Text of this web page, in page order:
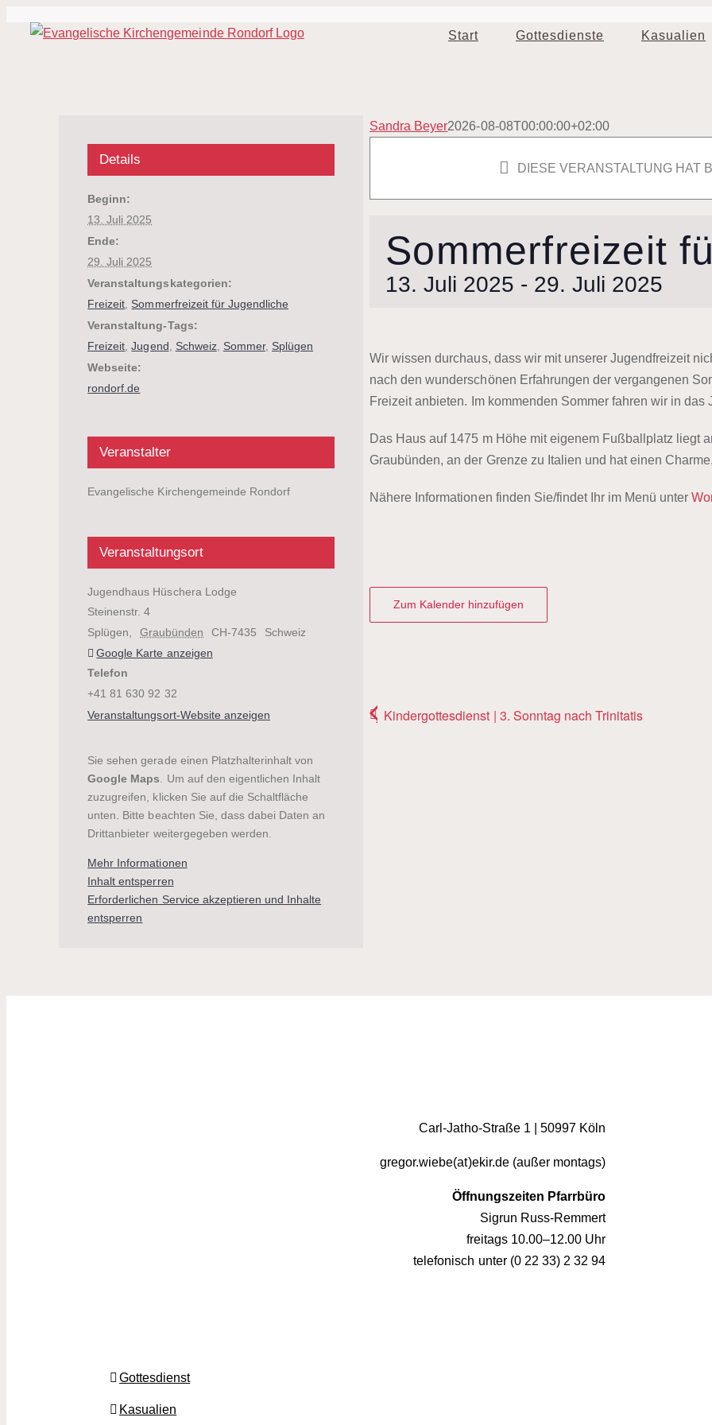
Inhalt
Start Gottesdienste Kasualien
Sandra Beyer2026-08-08T00:00:00+02:00
DIESE VERANSTALTUNG HAT
Sommerfreizeit
13. Juli 2025 - 29. Juli 2025
Wir wissen durchaus, dass wir mit unserer Jugendfreizeit
nach den wunderschönen Erfahrungen der vergangenen
Freizeit anbieten. Im kommenden Sommer fahren wir in
Das Haus auf 1475 m Höhe mit eigenem Fußballplatz liegt
Graubünden, an der Grenze zu Italien und hat einen
Nähere Informationen finden Sie/findet Ihr im Menü unter
Zum Kalender hinzufügen
Kindergottesdienst | 3. Sonntag nach Trinitatis
Details
Beginn:
13. Juli 2025
Ende:
29. Juli 2025
Veranstaltungskategorien:
Freizeit Sommerfreizeit für Jugendliche
Veranstaltung-Tags:
Freizeit ,Jugend Schweiz, Sommer, Splügen
Webseite:
rondorf.de
Veranstalter
Evangelische Kirchengemeinde Rondorf
Veranstaltungsort
Jugendhaus Hüschera Lodge
Steinenstr. 4
Splügen
Graubünden CH-7435
Schweiz
Google Karte anzeigen
Telefon
+41 81 630 92 32
Veranstaltungsort-Website anzeigen
Sie sehen gerade einen Platzhalterinhalt von
Google Maps . Um auf den eigentlichen Inhalt
zuzugreifen, klicken Sie auf die Schaltfläche
unten. Bitte beachten Sie, dass dabei Daten an
Drittanbieter weitergegeben werden.
Mehr Informationen
Inhalt entsperren
Erforderlichen Service akzeptieren und Inhalte
entsperren
Carl-Jatho-Straße 1 | 50997 Köln
gregor.wiebe(at)ekir.de (außer montags)
Öffnungszeiten Pfarrbüro
Sigrun Russ-Remmert
freitags 10.00–12.00 Uhr
telefonisch unter (0 22 33) 2 32 94
Gottesdienst
Kasualien